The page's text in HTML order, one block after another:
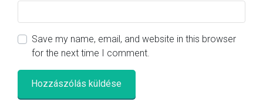
Save my name, email, and website in this browser
for the next time I comment.